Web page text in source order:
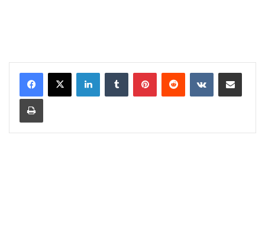
LinkedInTumblr PinterestReddit VKontakteShare via Email
Print